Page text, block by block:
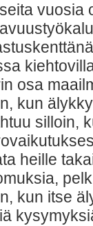
vuosia
osa
kun
silloin,
heille
kun itse